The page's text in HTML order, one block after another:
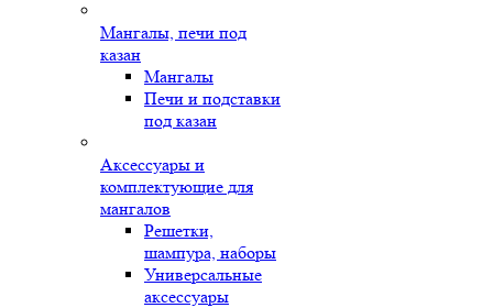
Мангалы, печи под
казан
Мангалы
Печи и подставки
под казан
Аксессуары и
комплектующие для
мангалов
Решетки,
шампура, наборы
Универсальные
аксессуары